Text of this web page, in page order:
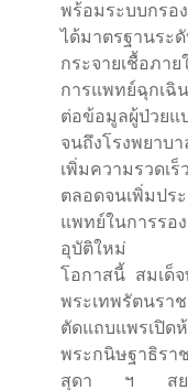
พร้อมระบบกรอ
ได้มาตรฐานระ
กระจายเชื้อภา
การแพทย์ฉุกเฉิ
ต่อข้อมูลผู้ป่วยแ
จนถึงโรงพยา
เพิ่มความรวดเ
ตลอดจนเพิ่มปร
แพทย์ในการรอ
อุบัติใหม่
โอกาสนี้ สมเด็จ
พระเทพรัตนรา
ตัดแถบแพรเปิด
พระกนิษฐาธิรา
สุดา ฯ สยาม